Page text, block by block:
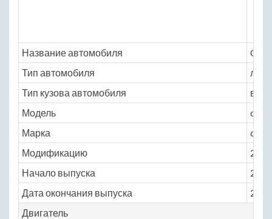
Название автомобиля
Тип автомобиля
Тип кузова автомобиля
Модель
Марка
cs6
Модификацию
2.2
Начало выпуска
2007
Дата окончания выпуска
2009
Двигатель